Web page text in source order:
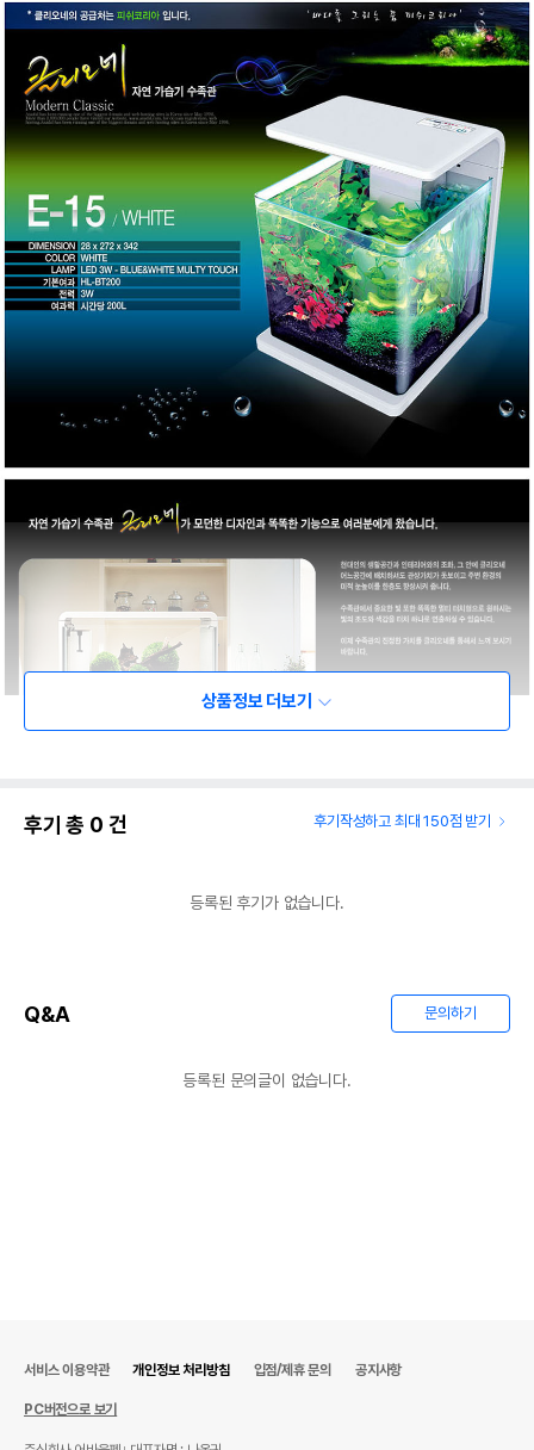
상품정보 더보기
후기 총 0 건 후기작성하고 최대 150점 받기
등록된 후기가 없습니다.
Q&A 문의하기
등록된 문의글이 없습니다.
서비스 이용약관 개인정보 처리방침 입점/제휴 문의 공지사항
PC버전으로 보기